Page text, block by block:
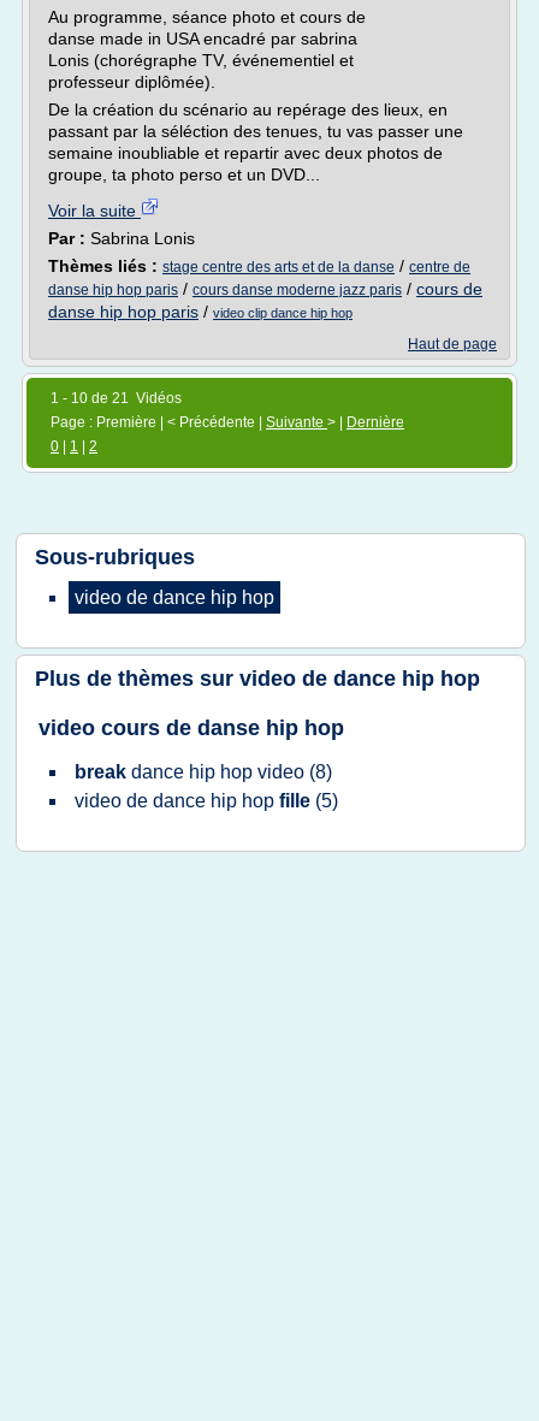
Au programme, séance photo et cours de
danse made in USA encadré par sabrina
Lonis (chorégraphe TV, événementiel et
professeur diplômée).
De la création du scénario au repérage des lieux, en
passant par la séléction des tenues, tu vas passer une
semaine inoubliable et repartir avec deux photos de
groupe, ta photo perso et un DVD...
Voir la suite
Par : Sabrina Lonis
Thèmes liés : stage centre des arts et de la danse / centre de
danse hip hop paris / cours danse moderne jazz paris / cours de
danse hip hop paris / video clip dance hip hop
Haut de page
1 - 10 de 21 Vidéos
Page : Première | < Précédente | Suivante > |
Dernière
0
1 2
Sous-rubriques
video de dance hip hop
Plus de thèmes sur video de dance hip hop
video cours de danse hip hop
break dance hip hop video (8)
video de dance hip hop fille (5)